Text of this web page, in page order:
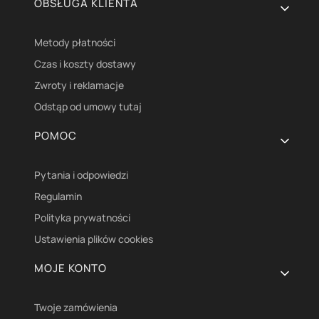
OBSŁUGA KLIENTA
Metody płatności
Czas i koszty dostawy
Zwroty i reklamacje
Odstąp od umowy tutaj
POMOC
Pytania i odpowiedzi
Regulamin
Polityka prywatności
Ustawienia plików cookies
MOJE KONTO
Twoje zamówienia